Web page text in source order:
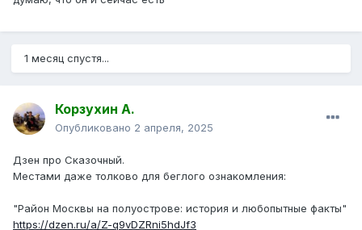
1 месяц спустя...
Корзухин А.
Опубликовано 2 апреля, 2025
Дзен про Сказочный.
Местами даже толково для беглого ознакомления:
"Район Москвы на полуострове: история и любопытные факты"
https://dzen.ru/a/Z-q9vDZRni5hdJf3